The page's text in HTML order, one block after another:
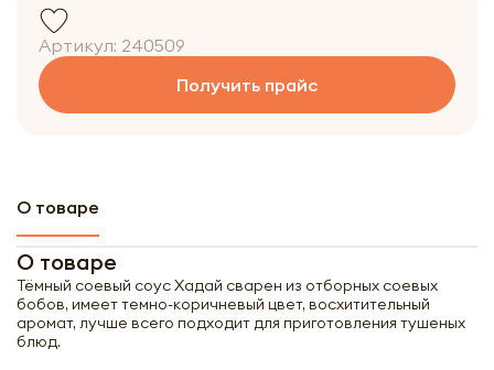
Артикул: 240509
Получить прайс
О товаре
О товаре
Тёмный соевый соус Хадай сварен из отборных соевых
бобов, имеет темно-коричневый цвет, восхитительный
аромат, лучше всего подходит для приготовления тушеных
блюд.